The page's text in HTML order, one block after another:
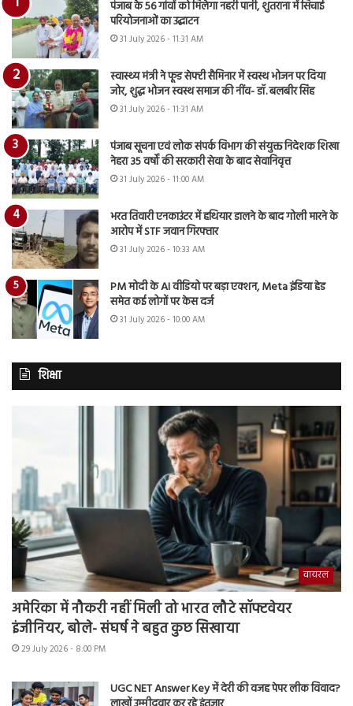
पंजाब के 56 गांवों को मिलेगा नहरी पानी, शुतराना में सिंचाई
परियोजनाओं का उद्घाटन
31 July 2026 - 11:31 AM
स्वास्थ्य मंत्री ने फूड सेफ्टी सैमिनार में स्वस्थ भोजन पर दिया
जोर, शुद्ध भोजन स्वस्थ समाज की नींव- डॉ. बलबीर सिंह
31 July 2026 - 11:31 AM
पंजाब सूचना एवं लोक संपर्क विभाग की संयुक्त निदेशक शिखा
नेहरा 35 वर्षों की सरकारी सेवा के बाद सेवानिवृत्त
31 July 2026 - 11:00 AM
भरत तिवारी एनकाउंटर में हथियार डालने के बाद गोली मारने के
आरोप में STF जवान गिरफ्तार
31 July 2026 - 10:33 AM
PM मोदी के AI वीडियो पर बड़ा एक्शन, Meta इंडिया हेड
समेत कई लोगों पर केस दर्ज
31 July 2026 - 10:00 AM
शिक्षा
वायरल
अमेरिका में नौकरी नहीं मिली तो भारत लौटे सॉफ्टवेयर
इंजीनियर, बोले- संघर्ष ने बहुत कुछ सिखाया
29 July 2026 - 8:00 PM
UGC NET Answer Key में देरी की वजह पेपर लीक विवाद?